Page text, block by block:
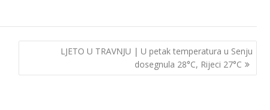
LJETO U TRAVNJU | U petak temperatura u Senju
dosegnula 28°C, Rijeci 27°C